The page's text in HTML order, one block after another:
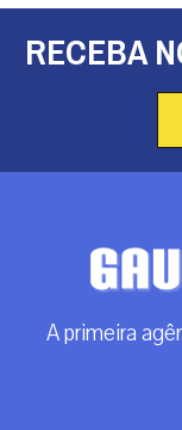
RECEBA
A primeira